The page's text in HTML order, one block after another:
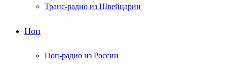
Транс-радио из Швейцарии
Поп
Поп-радио из России